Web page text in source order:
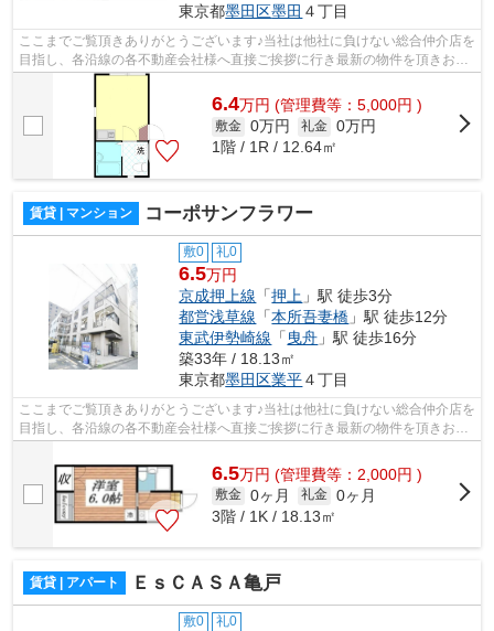
東京都墨田区墨田 ４丁目
ここまでご覧頂きありがとうございます♪当社は他社に負けない総合仲介店を
目指し、各沿線の各不動産会社様へ直接ご挨拶に行き最新の物件を頂きお客
様へ提供しております！最新の情報は...
6.4万円 (管理費等：5,000円 )
敷金 0万円 礼金 0万円
1階 / 1R / 12.64㎡
賃貸 | マンション コーポサンフラワー
敷0 礼0
6.5万円
京成押上線 「押上 」駅 徒歩3分
都営浅草線 「本所吾妻橋 」駅 徒歩12分
東武伊勢崎線 「 曳舟 」駅 徒歩16分
築33年 / 18.13㎡
東京都墨田区業平４丁目
ここまでご覧頂きありがとうございます♪当社は他社に負けない総合仲介店を
目指し、各沿線の各不動産会社様へ直接ご挨拶に行き最新の物件を頂きお客
6.5万円 (管理費等：2,000円 )
敷金 0ヶ月 礼金 0ヶ月
3階 / 1K / 18.13㎡
賃貸 | アパート ＥｓＣＡＳＡ亀戸
敷0 礼0